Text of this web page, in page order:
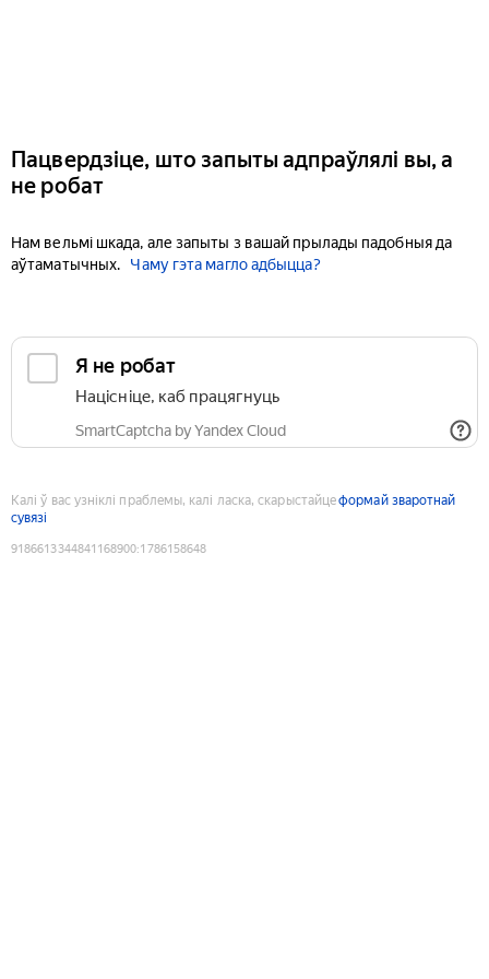
Пацвердзіце, што запыты адпраўлялі вы, а
не робат
Нам вельмі шкада, але запыты з вашай прылады падобныя да
аўтаматычных.
Чаму гэта магло адбыцца?
Я не робат
Націсніце, каб працягнуць
SmartCaptcha by Yandex Cloud
Калі ў вас узніклі праблемы, калі ласка, скарыстайцеформай зваротнай
сувязі
9186613344841168900:1786158648